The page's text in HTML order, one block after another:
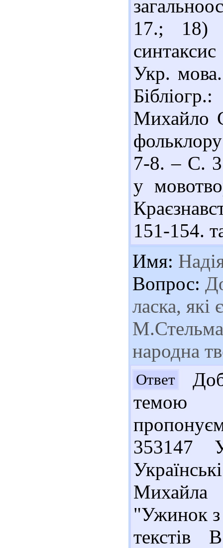
17.; 18)
Укр.
Михайло
7-8. – С.
у
151-154.
Имя:
Вопрос:
ласка, які
народна
Ответ
темою
Михайла
"Ужинок з